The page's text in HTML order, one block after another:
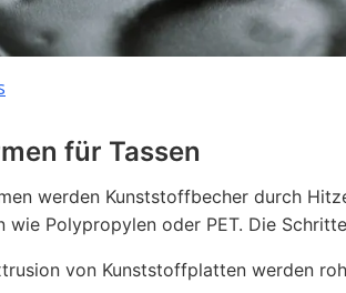
für Tassen
werden Kunststoffbecher durch
wie Polypropylen oder PET. Die
von Kunststoffplatten werden